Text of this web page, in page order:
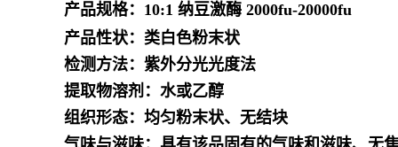
产品规格：10:1 纳豆激酶 2000fu-20000fu
产品性状：类白色粉末状
检测方法：紫外分光光度法
提取物溶剂：水或乙醇
组织形态：均匀粉末状、无结块